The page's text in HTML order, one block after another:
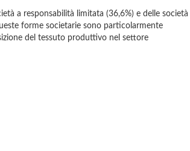
a responsabilità limitata (36,6%) e delle società
forme societarie sono particolarmente
del tessuto produttivo nel settore